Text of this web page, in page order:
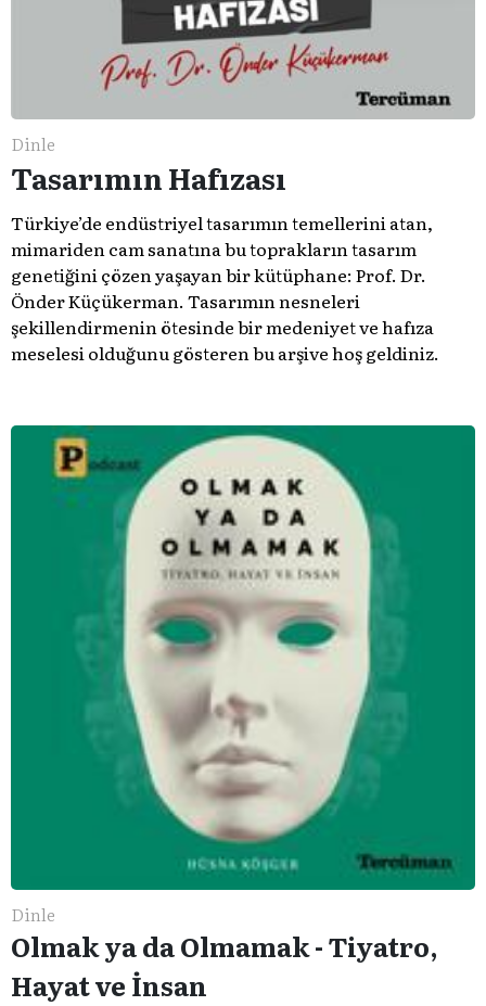
Dinle
Tasarımın Hafızası
Türkiye’de endüstriyel tasarımın temellerini atan,
mimariden cam sanatına bu toprakların tasarım
genetiğini çözen yaşayan bir kütüphane: Prof. Dr.
Önder Küçükerman. ​Tasarımın nesneleri
şekillendirmenin ötesinde bir medeniyet ve hafıza
meselesi olduğunu gösteren bu arşive hoş geldiniz.
Dinle
Olmak ya da Olmamak - Tiyatro,
Hayat ve İnsan